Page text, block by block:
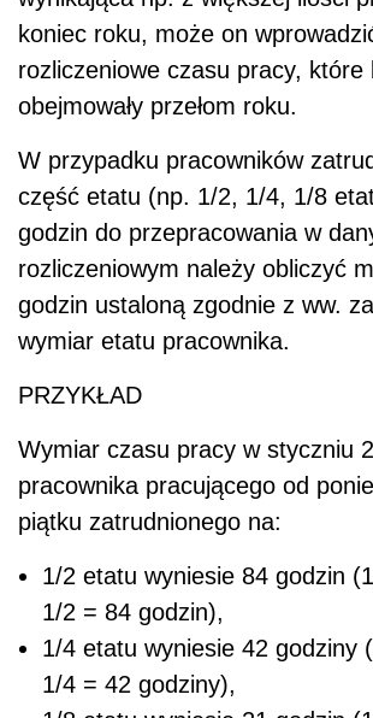
koniec roku, może on
rozliczeniowe czasu pracy, które
obejmowały przełom roku.
W przypadku pracowników
część etatu (np. 1/2, 1/4, 1/8
godzin do przepracowania w
rozliczeniowym należy obliczyć
godzin ustaloną zgodnie z ww.
wymiar etatu pracownika.
PRZYKŁAD
Wymiar czasu pracy w styczniu
pracownika pracującego od
piątku zatrudnionego na:
1/2 etatu wyniesie 84 godzin
1/2 = 84 godzin),
1/4 etatu wyniesie 42 godziny
1/4 = 42 godziny),